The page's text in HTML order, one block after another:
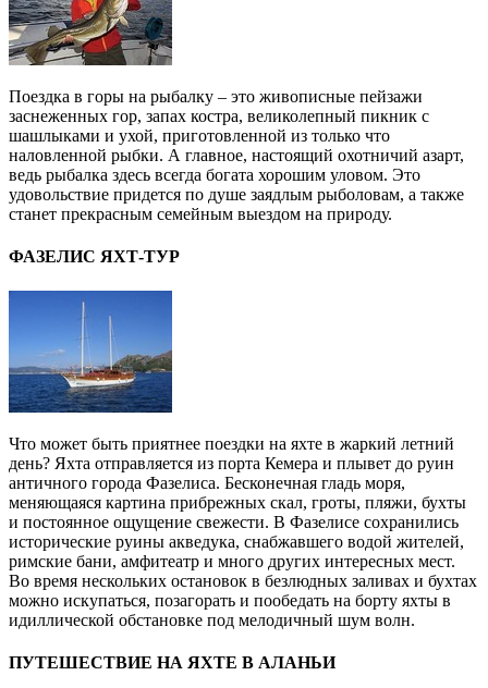
Поездка в горы на рыбалку – это живописные пейзажи
заснеженных гор, запах костра, великолепный пикник с
шашлыками и ухой, приготовленной из только что
наловленной рыбки. А главное, настоящий охотничий азарт,
ведь рыбалка здесь всегда богата хорошим уловом. Это
удовольствие придется по душе заядлым рыболовам, а также
станет прекрасным семейным выездом на природу.
ФАЗЕЛИС ЯХТ-ТУР
Что может быть приятнее поездки на яхте в жаркий летний
день? Яхта отправляется из порта Кемера и плывет до руин
античного города Фазелиса. Бесконечная гладь моря,
меняющаяся картина прибрежных скал, гроты, пляжи, бухты
и постоянное ощущение свежести. В Фазелисе сохранились
исторические руины акведука, снабжавшего водой жителей,
римские бани, амфитеатр и много других интересных мест.
Во время нескольких остановок в безлюдных заливах и бухтах
можно искупаться, позагорать и пообедать на борту яхты в
идиллической обстановке под мелодичный шум волн.
ПУТЕШЕСТВИЕ НА ЯХТЕ В АЛАНЬИ